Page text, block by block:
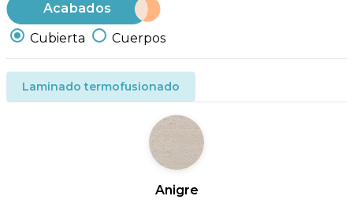
Acabados
Cubierta
Cuerpos
Laminado termofusionado
Anigre